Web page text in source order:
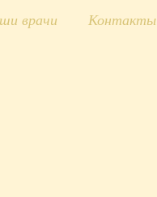
врачи Контакты